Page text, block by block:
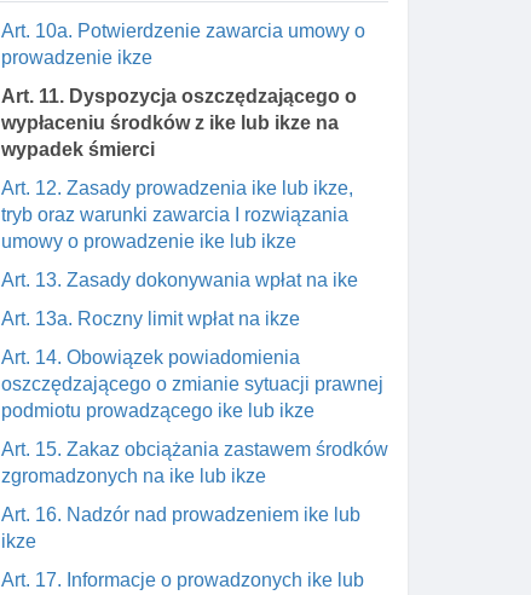
Art. 10a. Potwierdzenie zawarcia umowy o
prowadzenie ikze
Art. 11. Dyspozycja oszczędzającego o
wypłaceniu środków z ike lub ikze na
wypadek śmierci
Art. 12. Zasady prowadzenia ike lub ikze,
tryb oraz warunki zawarcia I rozwiązania
umowy o prowadzenie ike lub ikze
Art. 13. Zasady dokonywania wpłat na ike
Art. 13a. Roczny limit wpłat na ikze
Art. 14. Obowiązek powiadomienia
oszczędzającego o zmianie sytuacji prawnej
podmiotu prowadzącego ike lub ikze
Art. 15. Zakaz obciążania zastawem środków
zgromadzonych na ike lub ikze
Art. 16. Nadzór nad prowadzeniem ike lub
ikze
Art. 17. Informacje o prowadzonych ike lub